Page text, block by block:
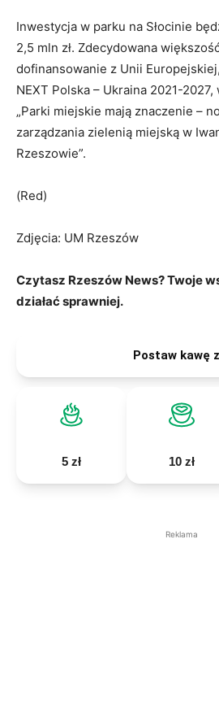
Inwestycja w parku na Słocinie
2,5 mln zł. Zdecydowana
dofinansowanie z Unii
NEXT Polska – Ukraina 2021-
„Parki miejskie mają znaczenie –
zarządzania zielenią miejską w
Rzeszowie”.
(Red)
Zdjęcia: UM Rzeszów
Czytasz Rzeszów News? Twoje
działać sprawniej.
Postaw kawę
5 zł 10 zł
Reklama